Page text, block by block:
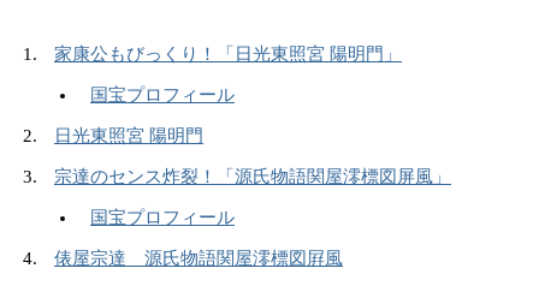
家康公もびっくり！「日光東照宮 陽明門」
国宝プロフィール
日光東照宮 陽明門
宗達のセンス炸裂！「源氏物語関屋澪標図屏風」
国宝プロフィール
俵屋宗達 源氏物語関屋澪標図屛風